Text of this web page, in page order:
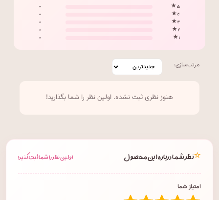
۵ ★
۰
۴ ★
۰
۳ ★
۰
۲ ★
۰
۱ ★
۰
مرتب‌سازی:
هنوز نظری ثبت نشده. اولین نظر را شما بگذارید!
⭐نظر شما درباره این محصول اولین نظر را شما ثبت کنید!
امتیاز شما